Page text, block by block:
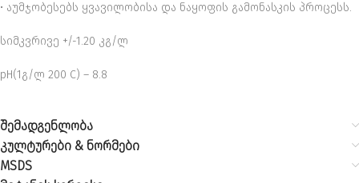
• აუმჯობესებს ყვავილობისა და ნაყოფის გამონასკის პროცესს.
სიმკვრივე +/-1.20 კგ/ლ
pH(1გ/ლ 200 C) – 8.8
შემადგენლობა
კულტურები & ნორმები
MSDS